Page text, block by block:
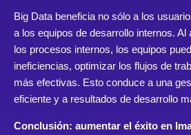
Big Data beneficia no sólo a los
a los equipos de desarrollo internos. Al
los procesos internos, los equipos
ineficiencias, optimizar los flujos de
más efectivas. Esto conduce a una
eficiente y a resultados de desarrollo
Conclusión: aumentar el éxito en